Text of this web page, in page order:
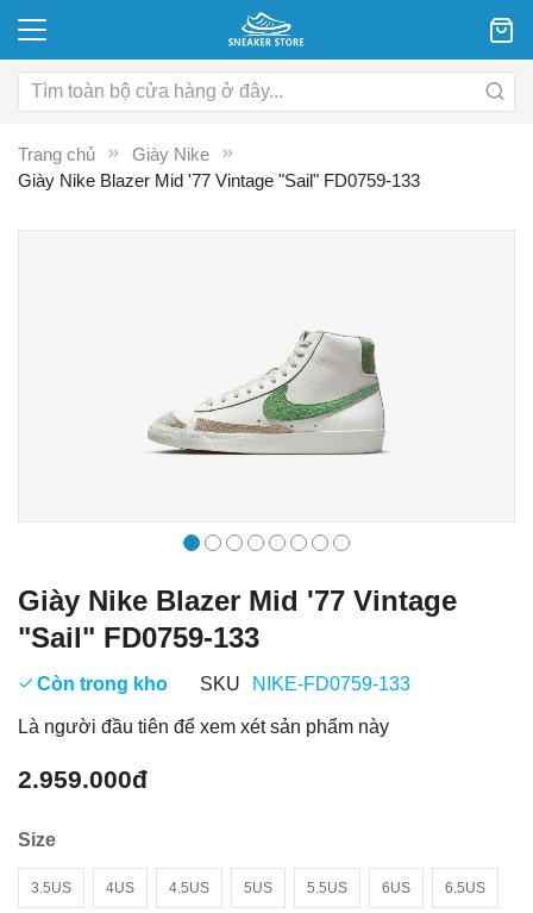
Trang chủ
Giày Nike
Giày Nike Blazer Mid '77 Vintage "Sail" FD0759-133
Giày Nike Blazer Mid '77 Vintage
"Sail" FD0759-133
Còn trong kho SKU NIKE-FD0759-133
Là người đầu tiên để xem xét sản phẩm này
2.959.000đ
Size
3.5US 4US 4.5US 5US 5.5US 6US 6.5US